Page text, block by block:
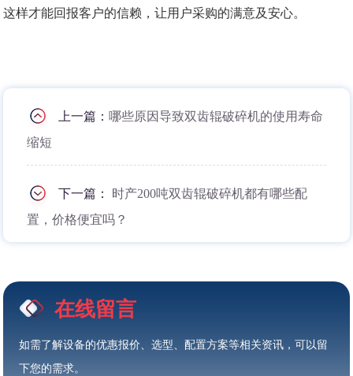
这样才能回报客户的信赖，让用户采购的满意及安心。
上一篇： 哪些原因导致双齿辊破碎机的使用寿命
缩短
下一篇： 时产200吨双齿辊破碎机都有哪些配
置，价格便宜吗？
在线留言
如需了解设备的优惠报价、选型、配置方案等相关资讯，可以留
下您的需求。